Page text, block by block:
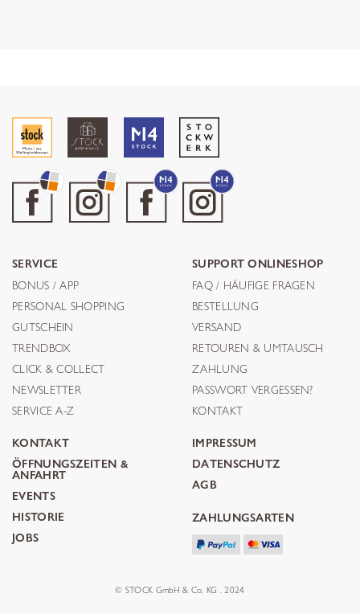
SERVICE
BONUS / APP
PERSONAL SHOPPING
GUTSCHEIN
TRENDBOX
CLICK & COLLECT
NEWSLETTER
SERVICE A-Z
SUPPORT ONLINESHOP
FAQ / HÄUFIGE FRAGEN
BESTELLUNG
VERSAND
RETOUREN & UMTAUSCH
ZAHLUNG
PASSWORT VERGESSEN?
KONTAKT
KONTAKT
ÖFFNUNGSZEITEN &
ANFAHRT
EVENTS
HISTORIE
JOBS
IMPRESSUM
DATENSCHUTZ
AGB
ZAHLUNGSARTEN
© STOCK GmbH & Co. KG . 2024